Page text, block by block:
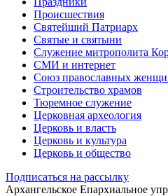
Происшествия
Святейший Патриарх
Святые и святыни
Служение митрополита
СМИ и интернет
Союз православных
Строительство храмов
Тюремное служение
Церковная археология
Церковь и власть
Церковь и культура
Церковь и общество
Подписаться на рассылку
Архангельское Епархиальное